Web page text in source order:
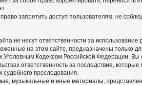
запретить доступ пользователям, не
не несут ответственности за
на этом сайте, предназначены только
Уголовным Кодексом Российской Федерации.
ответственность за последствия,
судебного преследования.
музыкальные и иные материалы,